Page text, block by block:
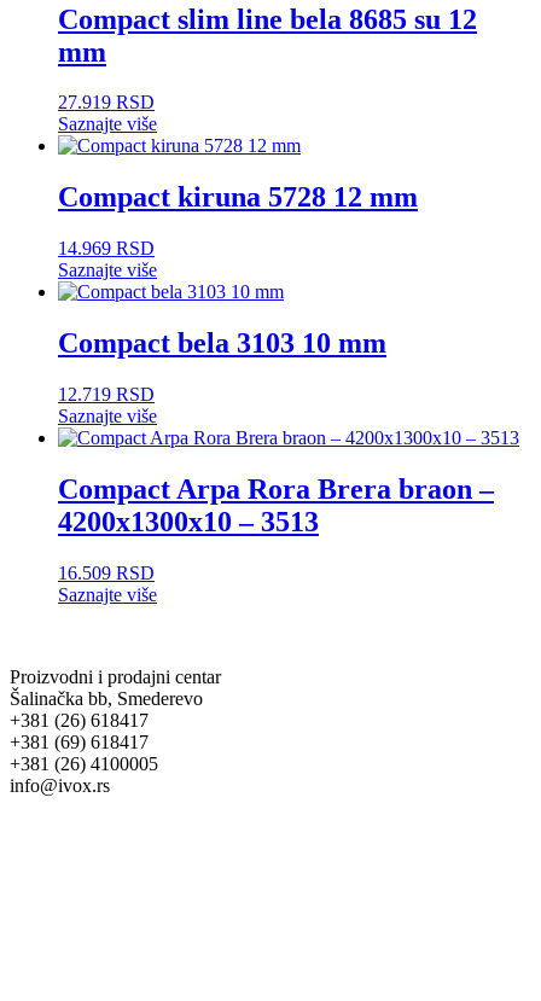
Compact slim line bela 8685 su 12
mm
27.919 RSD
Saznajte više
Compact kiruna 5728 12 mm
14.969 RSD
Saznajte više
Compact bela 3103 10 mm
12.719 RSD
Saznajte više
Compact Arpa Rora Brera braon –
4200x1300x10 – 3513
16.509 RSD
Saznajte više
Proizvodni i prodajni centar
Šalinačka bb, Smederevo
+381 (26) 618417
+381 (69) 618417
+381 (26) 4100005
info@ivox.rs